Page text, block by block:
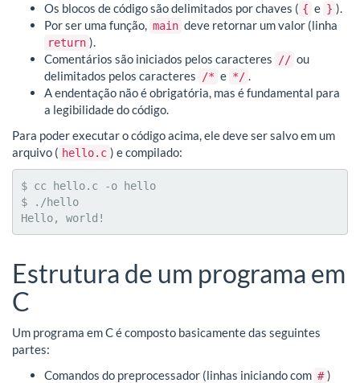
Os blocos de código são delimitados por chaves ( { e } ).
Por ser uma função, main deve retornar um valor (linha
return ).
Comentários são iniciados pelos caracteres
// ou
delimitados pelos caracteres
/* e */ .
A endentação não é obrigatória, mas é fundamental para
a legibilidade do código.
Para poder executar o código acima, ele deve ser salvo em um
arquivo ( hello.c ) e compilado:
$ cc hello.c -o hello
$ ./hello
Hello, world!
Estrutura de um programa em
C
Um programa em C é composto basicamente das seguintes
partes:
Comandos do preprocessador (linhas iniciando com # )